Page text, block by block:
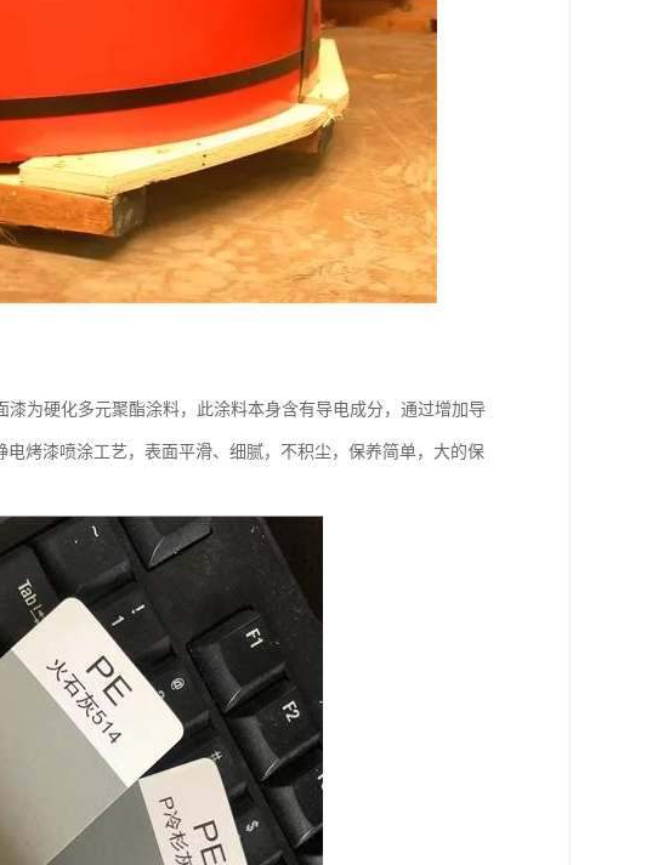
为硬化多元聚酯涂料，此涂料本身含有导电成分，通过增加导
烤漆喷涂工艺，表面平滑、细腻，不积尘，保养简单，大的保